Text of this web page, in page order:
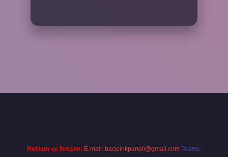
Reklam ve İletişim: E-mail: backlinkpaneli@gmail.com Teams: